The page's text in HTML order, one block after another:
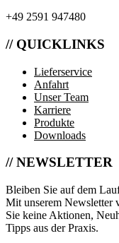
+49 2591 947480
// QUICKLINKS
Lieferservice
Anfahrt
Unser Team
Karriere
Produkte
Downloads
// NEWSLETTER
Bleiben Sie auf dem
Mit unserem Newsletter
Sie keine Aktionen,
Tipps aus der Praxis.